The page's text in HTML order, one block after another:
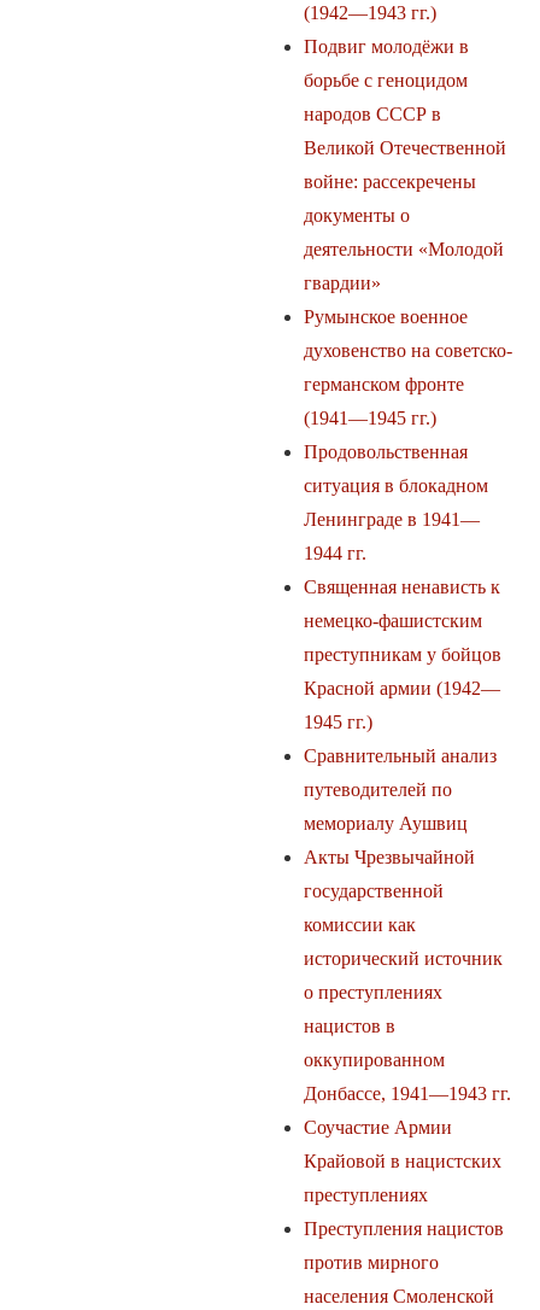
(1942—1943 гг.)
Подвиг молодёжи в
борьбе с геноцидом
народов СССР в
Великой Отечественной
войне: рассекречены
документы о
деятельности «Молодой
гвардии»
Румынское военное
духовенство на советско-
германском фронте
(1941—1945 гг.)
Продовольственная
ситуация в блокадном
Ленинграде в 1941—
1944 гг.
Священная ненависть к
немецко-фашистским
преступникам у бойцов
Красной армии (1942—
1945 гг.)
Сравнительный анализ
путеводителей по
мемориалу Аушвиц
Акты Чрезвычайной
государственной
комиссии как
исторический источник
о преступлениях
нацистов в
оккупированном
Донбассе, 1941—1943 гг.
Соучастие Армии
Крайовой в нацистских
преступлениях
Преступления нацистов
против мирного
населения Смоленской